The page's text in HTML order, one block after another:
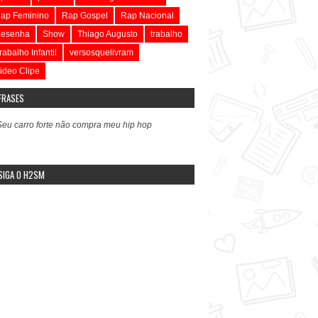
Feminino
Rap Gospel
Rap Nacional
Show Thiago Augusto
trabalho
Infantil
versosquelivram
Clipe
carro forte não compra meu hip hop
O H2SM